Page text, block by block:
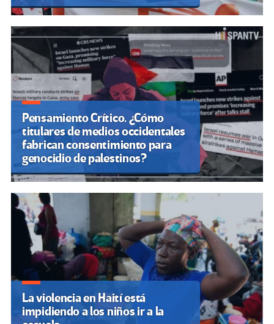
Pensamiento Crítico. ¿Cómo
titulares de medios occidentales
fabrican consentimiento para
genocidio de palestinos?
La violencia en Haití está
impidiendo a los niños ir a la